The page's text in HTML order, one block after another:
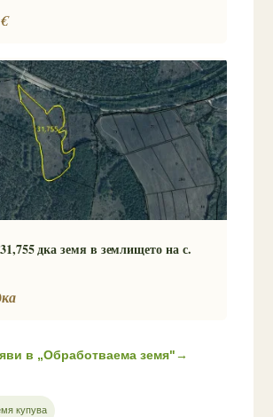
дка земя в землището на с.
в „Обработваема земя"→
купува